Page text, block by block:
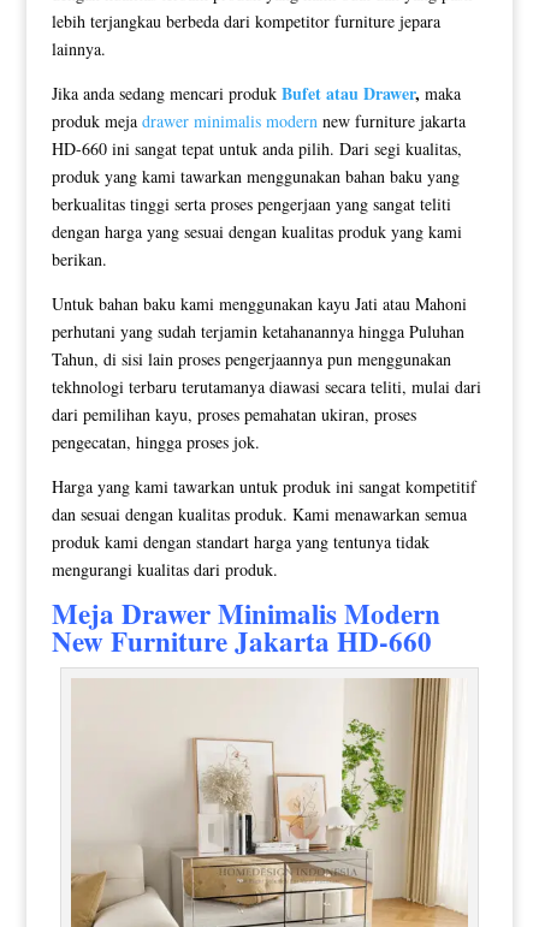
lebih terjangkau berbeda dari kompetitor furniture jepara
lainnya.
Jika anda sedang mencari produk Bufet atau Drawer, maka
produk meja drawer minimalis modern new furniture jakarta
HD-660 ini sangat tepat untuk anda pilih. Dari segi kualitas,
produk yang kami tawarkan menggunakan bahan baku yang
berkualitas tinggi serta proses pengerjaan yang sangat teliti
dengan harga yang sesuai dengan kualitas produk yang kami
berikan.
Untuk bahan baku kami menggunakan kayu Jati atau Mahoni
perhutani yang sudah terjamin ketahanannya hingga Puluhan
Tahun, di sisi lain proses pengerjaannya pun menggunakan
tekhnologi terbaru terutamanya diawasi secara teliti, mulai dari
dari pemilihan kayu, proses pemahatan ukiran, proses
pengecatan, hingga proses jok.
Harga yang kami tawarkan untuk produk ini sangat kompetitif
dan sesuai dengan kualitas produk. Kami menawarkan semua
produk kami dengan standart harga yang tentunya tidak
mengurangi kualitas dari produk.
Meja Drawer MinimalisModern
New Furniture Jakarta HD-660